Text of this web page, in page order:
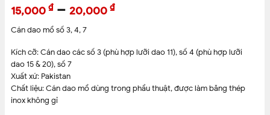
15,000 ₫– 20,000 ₫
Cán dao mổ số 3, 4, 7
Kích cỡ: Cán dao các số 3 (phù hợp lưỡi dao 11), số 4 (phù hợp lưỡi
dao 15 & 20), số 7
Xuất xứ: Pakistan
Chất liệu: Cán dao mổ dùng trong phẩu thuật, được làm băng thép
inox không gỉ